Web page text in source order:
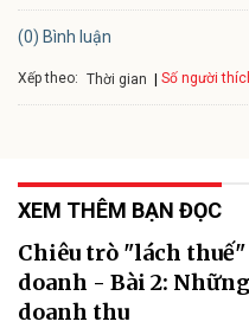
(0) Bình luận
Xếp theo: Thời gian Số người
XEM THÊM BẠN ĐỌC
Chiêu trò "lách
doanh - Bài 2:
doanh thu